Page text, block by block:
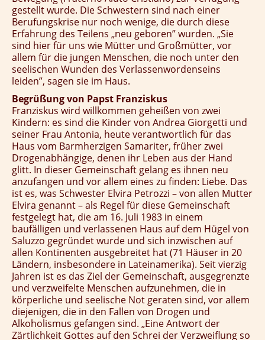
gestellt wurde. Die Schwestern sind nach einer
Berufungskrise nur noch wenige, die durch diese
Erfahrung des Teilens „neu geboren” wurden. „Sie
sind hier für uns wie Mütter und Großmütter, vor
allem für die jungen Menschen, die noch unter den
seelischen Wunden des Verlassenwordenseins
leiden”, sagen sie im Haus.
Begrüßung von Papst Franziskus
Franziskus wird willkommen geheißen von zwei
Kindern: es sind die Kinder von Andrea Giorgetti und
seiner Frau Antonia, heute verantwortlich für das
Haus vom Barmherzigen Samariter, früher zwei
Drogenabhängige, denen ihr Leben aus der Hand
glitt. In dieser Gemeinschaft gelang es ihnen neu
anzufangen und vor allem eines zu finden: Liebe. Das
ist es, was Schwester Elvira Petrozzi – von allen Mutter
Elvira genannt – als Regel für diese Gemeinschaft
festgelegt hat, die am 16. Juli 1983 in einem
baufälligen und verlassenen Haus auf dem Hügel von
Saluzzo gegründet wurde und sich inzwischen auf
allen Kontinenten ausgebreitet hat (71 Häuser in 20
Ländern, insbesondere in Lateinamerika). Seit vierzig
Jahren ist es das Ziel der Gemeinschaft, ausgegrenzte
und verzweifelte Menschen aufzunehmen, die in
körperliche und seelische Not geraten sind, vor allem
diejenigen, die in den Fallen von Drogen und
Alkoholismus gefangen sind. „Eine Antwort der
Zärtlichkeit Gottes auf den Schrei der Verzweiflung so